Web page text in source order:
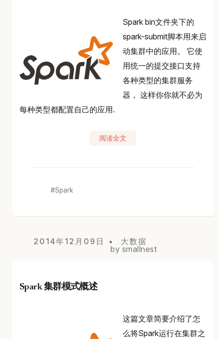
Spark bin文件夹下的
spark-submit脚本用来启
动集群中的应用。 它使
用统一的提交接口支持
各种类型的集群服务
器， 这样你你就不必为
每种类型都配置自己的应用.
阅读全文
Spark
2014年12月09日
大数据
by smallnest
Spark 集群模式概述
这篇文章简要介绍了怎
么将Spark运行在集群之